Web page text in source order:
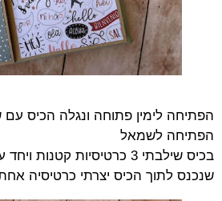
הפתיחה לימין פתוחה ונגלה הכיס
הפתיחה לשמאל
בכיס שילבתי 3 כרטיסיות
שנכנס לתוך הכיס יצרתי כרטיסיה